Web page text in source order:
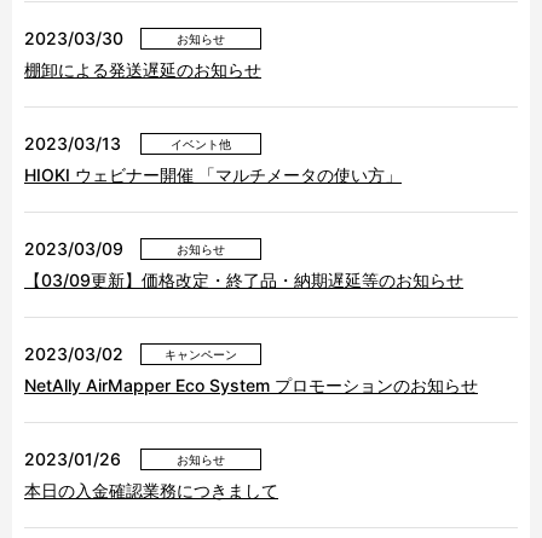
2023/03/30 お知らせ
棚卸による発送遅延のお知らせ
2023/03/13 イベント他
HIOKI ウェビナー開催 「マルチメータの使い方」
2023/03/09 お知らせ
【03/09更新】価格改定・終了品・納期遅延等のお知らせ
2023/03/02 キャンペーン
NetAlly AirMapper Eco System プロモーションのお知らせ
2023/01/26 お知らせ
本日の入金確認業務につきまして